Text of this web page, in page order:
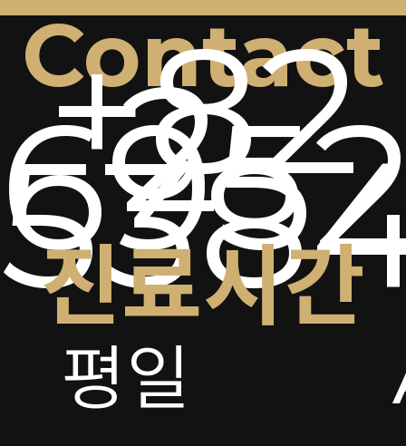
Contact
+82
2-
진료시간
평일